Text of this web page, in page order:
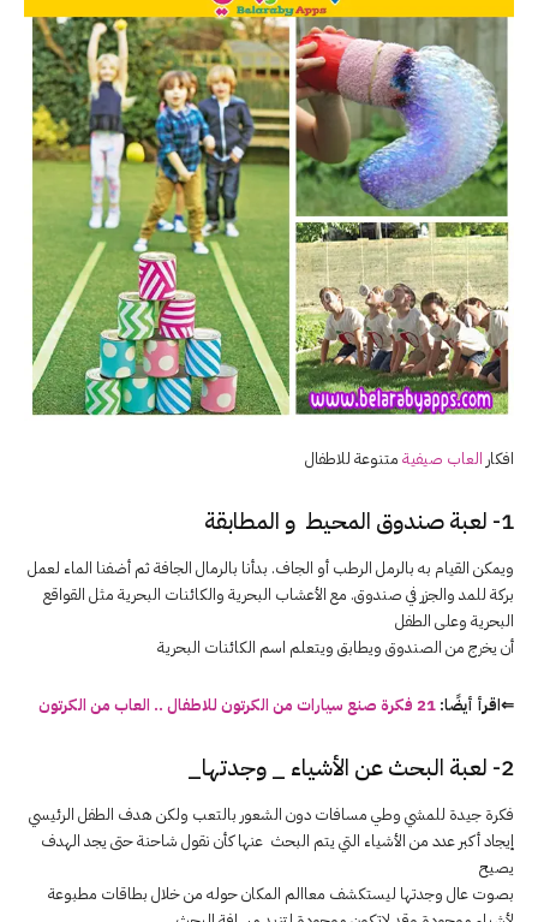
افكار العاب صيفية متنوعة للاطفال
1- لعبة صندوق المحيط و المطابقة
ويمكن القيام به بالرمل الرطب أو الجاف. بدأنا بالرمال الجافة ثم أضفنا الماء لعمل
بركة للمد والجزر في صندوق. مع الأعشاب البحرية والكائنات البحرية مثل القواقع
البحرية وعلى الطفل
أن يخرج من الصندوق ويطابق ويتعلم اسم الكائنات البحرية
⇐اقرأ أيضًا: 21 فكرة صنع سيارات من الكرتون للاطفال .. العاب من الكرتون
2- لعبة البحث عن الأشياء _ وجدتها_
فكرة جيدة للمشي وطي مسافات دون الشعور بالتعب ولكن هدف الطفل الرئيسي
إيجاد أكبر عدد من الأشياء التي يتم البحث عنها كأن نقول شاحنة حتى يجد الهدف
يصيح
بصوت عال وجدتها ليستكشف معاالم المكان حوله من خلال بطاقات مطبوعة